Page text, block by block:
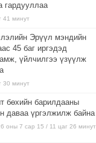
гардууллаа
41 минут
Эрүүл мэндийн
45 баг иргэдэд
үйлчилгээ үзүүлж
30 минут
бөхийн барилдааны
даваа үргэлжилж байна
оны 7 сар 15 / 11 цаг 26 минут